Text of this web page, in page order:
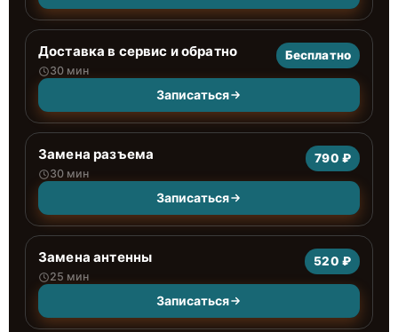
Доставка в сервис и обратно
30 мин
Бесплатно
Записаться
Замена разъема
30 мин
790 ₽
Записаться
Замена антенны
25 мин
520 ₽
Записаться